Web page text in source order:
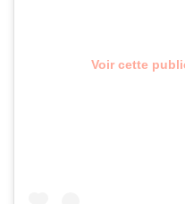
Voir cette